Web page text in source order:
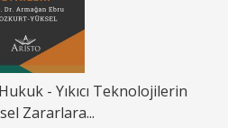
- Yıkıcı Teknolojilerin
Zararlara...